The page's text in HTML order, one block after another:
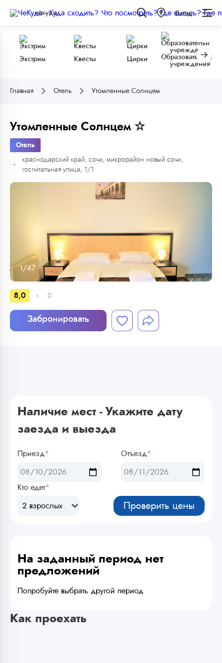
чёкуда Вход
Экстрим Квесты Цирки
Образовательные
учреждения
Главная Отель Утомленные Солнцем
Утомленные Солнцем ☆
Отель
краснодарский край, сочи, микрорайон новый сочи,
госпитальная улица, 1/1
1 /47
8,0 0
Забронировать
Наличие мест - Укажите дату
заезда и выезда
Приезд* Отъезд*
Кто едет*
2 взрослых Проверить цены
На заданный период нет
предложений
Попробуйте выбрать другой период
Как проехать